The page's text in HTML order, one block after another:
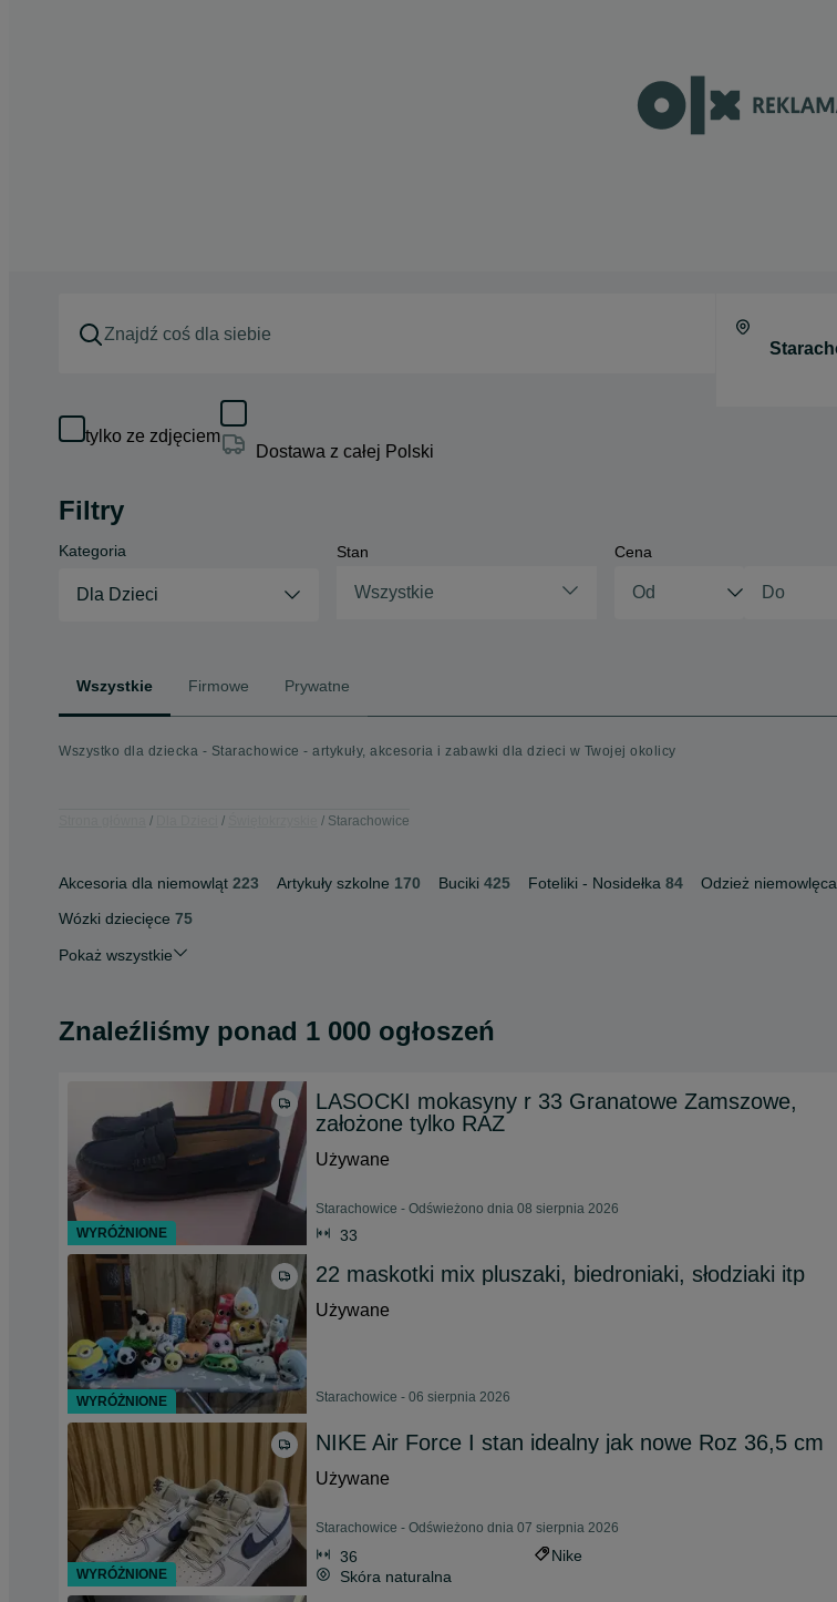
tylko ze zdjęciem
Dostawa z całej Polski
Filtry
Kategoria
Dla Dzieci
Stan
Wszystkie
Cena
Wszystkie Firmowe Prywatne
Wszystko dla dziecka - Starachowice - artykuły, akcesoria i zabawki dla dzieci w Twojej okolicy
Starachowice
Akcesoria dla niemowląt 223 Artykuły szkolne 170 Buciki 425 Foteliki - Nosidełka 84 Odzież niemowlęca
Wózki dziecięce 75
Pokaż wszystkie
Znaleźliśmy ponad 1 000 ogłoszeń
LASOCKI mokasyny r 33 Granatowe Zamszowe,
założone tylko RAZ
Używane
Starachowice - Odświeżono dnia 08 sierpnia 2026
33
22 maskotki mix pluszaki, biedroniaki, słodziaki itp
Używane
Starachowice - 06 sierpnia 2026
NIKE Air Force I stan idealny jak nowe Roz 36,5 cm
Używane
Starachowice - Odświeżono dnia 07 sierpnia 2026
36
Nike
Skóra naturalna
WYRÓŻNIONE
WYRÓŻNIONE
WYRÓŻNIONE